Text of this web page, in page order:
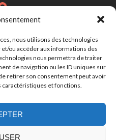
nous utilisons des technologies
ou accéder aux informations des
nous permettra de traiter
de navigation ou les ID uniques sur
retirer son consentement peut avoir
et fonctions.